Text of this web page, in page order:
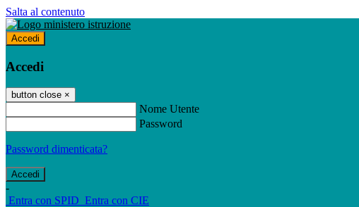
Salta al contenuto
Accedi
Accedi
button close ×
Nome Utente
Password
Password dimenticata?
-
Entra con SPID Entra con CIE